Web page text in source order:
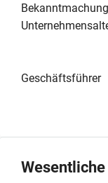
Bekanntmachung
Geschäftsführer